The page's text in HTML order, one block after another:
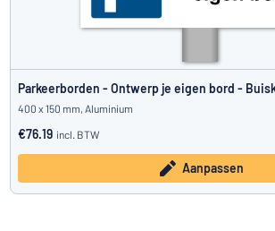
Parkeerborden - Ontwerp je eigen bord -
400 x 150 mm, Aluminium
€76.19 incl. BTW
Aanpassen